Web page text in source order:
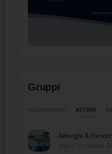
Gruppi
ATTIVO
Alberghi & Resort